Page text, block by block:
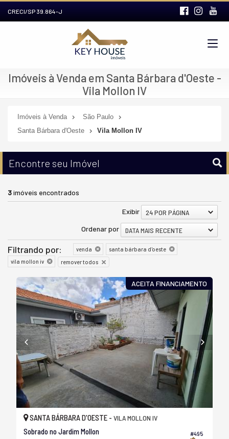
CRECI/SP 39.864-J
Imóveis à Venda em Santa Bárbara d'Oeste -
Vila Mollon IV
Imóveis à Venda
São Paulo
Santa Bárbara d'Oeste
Vila Mollon IV
Encontre seu Imóvel
3imóveis encontrados
Exibir
24 POR PÁGINA
Ordenar por
DATA MAIS RECENTE
Filtrando por: venda
santa bárbara d'oeste
vila mollon iv
remover todos
ACEITA FINANCIAMENTO
#495
SANTA BÁRBARA D'OESTE - VILA MOLLON IV
Sobrado no Jardim Mollon